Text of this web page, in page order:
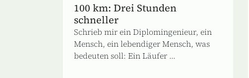
100 km: Drei Stunden
schneller
Schrieb mir ein Diplomingenieur, ein
Mensch, ein lebendiger Mensch, was
bedeuten soll: Ein Läufer ...